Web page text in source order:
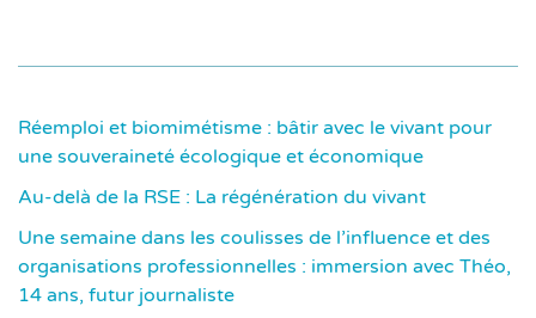
Réemploi et biomimétisme : bâtir avec le vivant pour
une souveraineté écologique et économique
Au-delà de la RSE : La régénération du vivant
Une semaine dans les coulisses de l’influence et des
organisations professionnelles : immersion avec Théo,
14 ans, futur journaliste